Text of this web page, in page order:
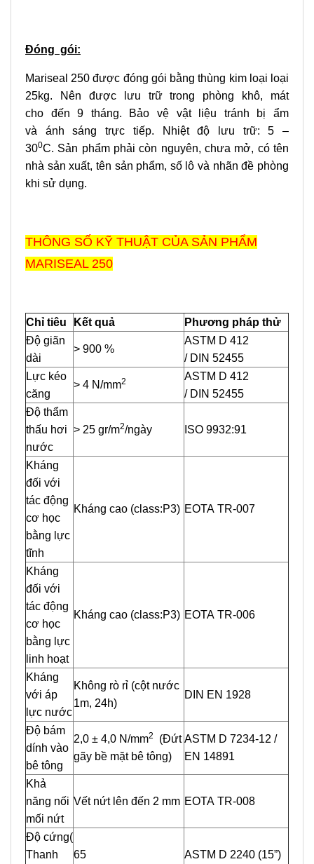
Đóng gói:
Mariseal 250 được đóng gói bằng thùng kim loại loại
25kg. Nên được lưu trữ trong phòng khô, mát
cho đến 9 tháng. Bảo vệ vật liệu tránh bị ẩm
và ánh sáng trực tiếp. Nhiệt độ lưu trữ: 5 –
300C. Sản phẩm phải còn nguyên, chưa mở, có tên
nhà sản xuất, tên sản phẩm, số lô và nhãn đề phòng
khi sử dụng.
THÔNG SỐ KỸ THUẬT CỦA SẢN PHẨM
MARISEAL 250
Chỉ tiêu Kết quả
Phương pháp thử
Độ giãn
dài
> 900 %
ASTM D 412
/ DIN 52455
Lực kéo
căng
> 4 N/mm2
ASTM D 412
/ DIN 52455
Độ thẩm
thấu hơi
nước
> 25 gr/m2/ngày ISO 9932:91
Kháng
đối với
tác động
cơ học
bằng lực
tĩnh
Kháng cao (class:P3) EOTA TR-007
Kháng
đối với
tác động
cơ học
bằng lực
linh hoạt
Kháng cao (class:P3) EOTA TR-006
Kháng
với áp
lực nước
Không rò rỉ (cột nước
1m, 24h)
DIN EN 1928
Độ bám
dính vào
bê tông
2,0 ± 4,0 N/mm2
(Đứt
gãy bề mặt bê tông)
ASTM D 7234-12 /
EN 14891
Khả
năng nối
mối nứt
Vết nứt lên đến 2 mm EOTA TR-008
Độ cứng(
Thanh
65 ASTM D 2240 (15”)